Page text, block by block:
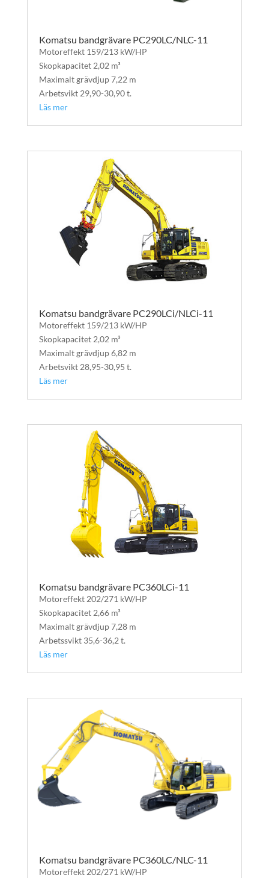
Komatsu bandgrävare PC290LC/NLC-11
Motoreffekt 159/213 kW/HP
Skopkapacitet 2,02 m³
Maximalt grävdjup 7,22 m
Arbetsvikt 29,90-30,90 t.
Läs mer
Komatsu bandgrävare PC290LCi/NLCi-11
Motoreffekt 159/213 kW/HP
Skopkapacitet 2,02 m³
Maximalt grävdjup 6,82 m
Arbetsvikt 28,95-30,95 t.
Läs mer
Komatsu bandgrävare PC360LCi-11
Motoreffekt 202/271 kW/HP
Skopkapacitet 2,66 m³
Maximalt grävdjup 7,28 m
Arbetssvikt 35,6-36,2 t.
Läs mer
Komatsu bandgrävare PC360LC/NLC-11
Motoreffekt 202/271 kW/HP